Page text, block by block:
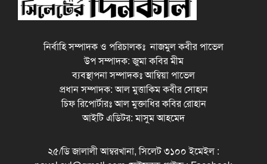
নির্বাহি সম্পাদক ও পরিচালকঃ নাজমুল কবীর পাভেল
উপ সম্পাদক: জুমা কবির মীম
ব্যবস্থাপনা সম্পাদকঃ আম্বিয়া পাভেল
প্রধান সম্পাদক: আল মুত্তাকিম কবীর সোহান
চিফ রিপোর্টারঃ আল মুক্তাধির কবির রোহান
আইটি এডিটর: মাসুম আহমেদ
২৫/ডি জালালী আম্বরখানা, সিলেট ৩১০০ ইমেইল :